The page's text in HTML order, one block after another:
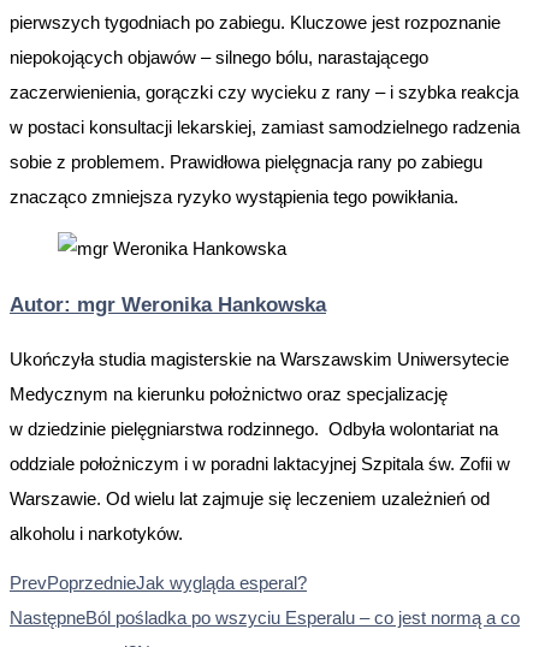
pierwszych tygodniach po zabiegu. Kluczowe jest rozpoznanie
niepokojących objawów – silnego bólu, narastającego
zaczerwienienia, gorączki czy wycieku z rany – i szybka reakcja
w postaci konsultacji lekarskiej, zamiast samodzielnego radzenia
sobie z problemem. Prawidłowa pielęgnacja rany po zabiegu
znacząco zmniejsza ryzyko wystąpienia tego powikłania.
Autor: mgr Weronika Hankowska
Ukończyła studia magisterskie na Warszawskim Uniwersytecie
Medycznym na kierunku położnictwo oraz specjalizację
w dziedzinie pielęgniarstwa rodzinnego. Odbyła wolontariat na
oddziale położniczym i w poradni laktacyjnej Szpitala św. Zofii w
Warszawie. Od wielu lat zajmuje się leczeniem uzależnień od
alkoholu i narkotyków.
PrevPoprzednieJak wygląda esperal?
NastępneBól pośladka po wszyciu Esperalu – co jest normą a co